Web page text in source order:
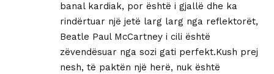
banal kardiak, por është i gjallë dhe ka
rindërtuar një jetë larg larg nga reflektorët,
Beatle Paul McCartney i cili është
zëvendësuar nga sozi gati perfekt.Kush prej
nesh, të paktën një herë, nuk është